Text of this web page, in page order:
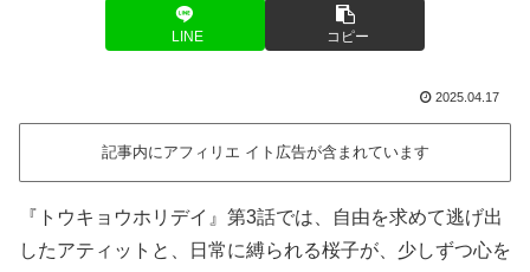
LINE コピー
2025.04.17
記事内にアフィリエ イト広告が含まれています
『トウキョウホリデイ』第3話では、自由を求めて逃げ出
したアティットと、日常に縛られる桜子が、少しずつ心を